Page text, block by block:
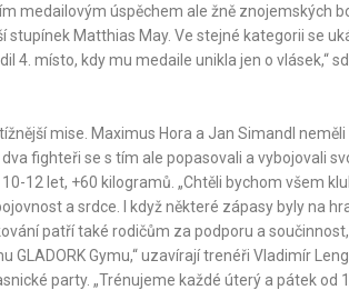
medailovým úspěchem ale žně znojemských
Matthias May. Ve stejné kategorii se
4. místo, kdy mu medaile unikla jen o vlásek,“
mise. Maximus Hora a Jan Simandl neměli
fighteři se s tím ale popasovali a vybojovali
12 let, +60 kilogramů. „Chtěli bychom všem
a srdce. I když některé zápasy byly na
patří také rodičům za podporu a
Gymu,“ uzavírají trenéři Vladimír
party. „Trénujeme každé úterý a pátek od